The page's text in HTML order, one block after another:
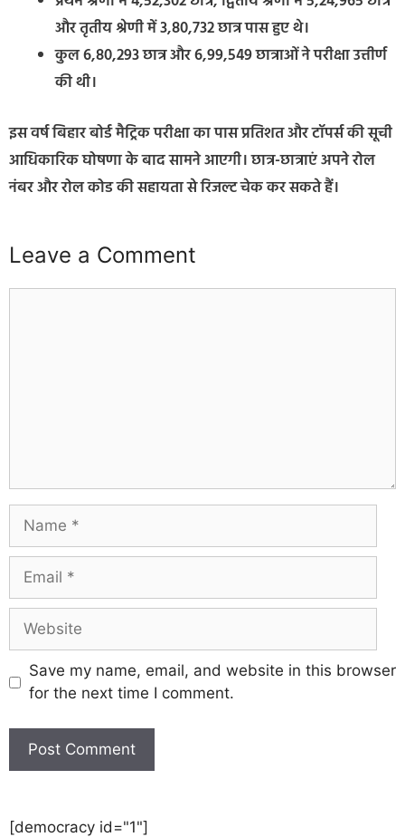
और तृतीय श्रेणी में 3,80,732 छात्र पास हुए थे।
कुल 6,80,293 छात्र और 6,99,549 छात्राओं ने परीक्षा उत्तीर्ण
की थी।
इस वर्ष बिहार बोर्ड मैट्रिक परीक्षा का पास प्रतिशत और टॉपर्स की सूची
आधिकारिक घोषणा के बाद सामने आएगी। छात्र-छात्राएं अपने रोल
नंबर और रोल कोड की सहायता से रिजल्ट चेक कर सकते हैं।
Leave a Comment
Save my name, email, and website in this browser
for the next time I comment.
[democracy id="1"]